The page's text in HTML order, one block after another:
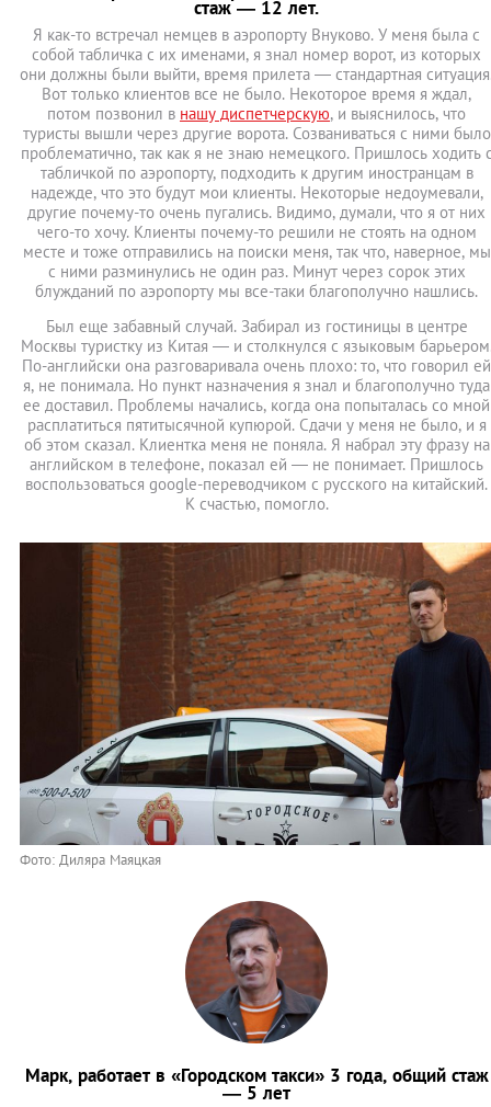
стаж — 12 лет.
Я как-то встречал немцев в аэропорту Внуково. У меня была с
собой табличка с их именами, я знал номер ворот, из которых
они должны были выйти, время прилета — стандартная
Вот только клиентов все не было. Некоторое время я ждал,
потом позвонил в нашу диспетчерскую, и выяснилось, что
туристы вышли через другие ворота. Созваниваться с ними было
проблематично, так как я не знаю немецкого. Пришлось ходить
табличкой по аэропорту, подходить к другим иностранцам в
надежде, что это будут мои клиенты. Некоторые недоумевали,
другие почему-то очень пугались. Видимо, думали, что я от них
чего-то хочу. Клиенты почему-то решили не стоять на одном
месте и тоже отправились на поиски меня, так что, наверное, мы
с ними разминулись не один раз. Минут через сорок этих
блужданий по аэропорту мы все-таки благополучно нашлись.
Был еще забавный случай. Забирал из гостиницы в центре
Москвы туристку из Китая — и столкнулся с языковым
По-английски она разговаривала очень плохо: то, что говорил ей
я, не понимала. Но пункт назначения я знал и благополучно туда
ее доставил. Проблемы начались, когда она попыталась со мной
расплатиться пятитысячной купюрой. Сдачи у меня не было, и я
об этом сказал. Клиентка меня не поняла. Я набрал эту фразу на
английском в телефоне, показал ей — не понимает. Пришлось
воспользоваться google-переводчиком с русского на китайский.
К счастью, помогло.
Фото: Диляра Маяцкая
Марк, работает в «Городском такси» 3 года, общий стаж
— 5 лет